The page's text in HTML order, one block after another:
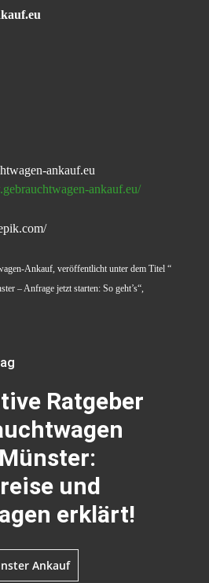
ankauf.eu
ankauf.eu/
Ankauf, veröffentlicht unter dem Titel “
– Anfrage jetzt starten: So geht’s“,
Ratgeber
und
erklärt!
Ankauf